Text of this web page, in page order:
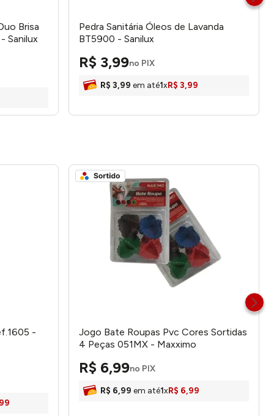
Brisa
Sanilux
Pedra Sanitária Óleos de Lavanda
BT5900 - Sanilux
R$ 3,99no PIX
R$ 3,99 em até1xR$ 3,99
-
99
Jogo Bate Roupas Pvc Cores Sortidas
4 Peças 051MX - Maxximo
R$ 6,99no PIX
R$ 6,99 em até1xR$ 6,99